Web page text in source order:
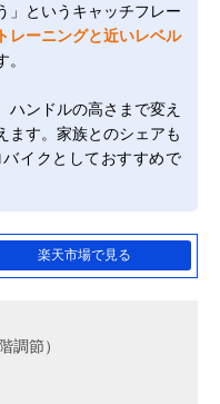
」というキャッチフレー
レーニングと近いレベル
ハンドルの高さまで変え
ます。家族とのシェアも
イクとしておすすめで
楽天市場で見る
調節）